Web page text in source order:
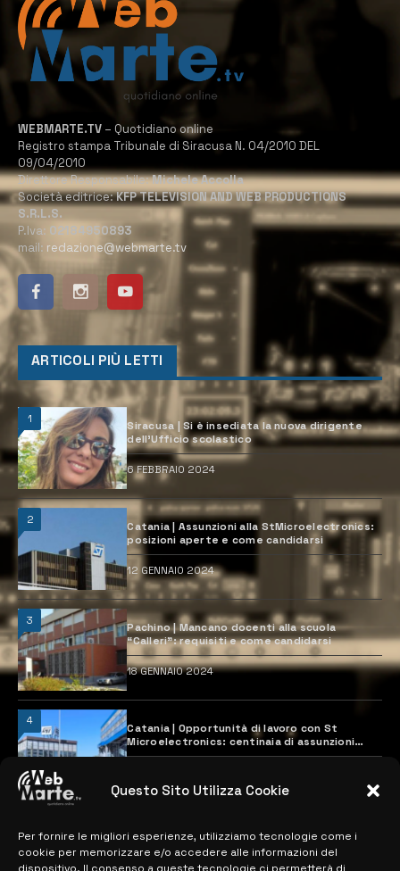
Questo Sito Utilizza Cookie
Per fornire le migliori esperienze, utilizziamo tecnologie come i
cookie per memorizzare e/o accedere alle informazioni del
WEBMARTE.TV – Quotidiano online
Registro stampa Tribunale di Siracusa N. 04/2010 DEL
09/04/2010
Direttore Responsabile:Michele Accolla
Società editrice:KFP TELEVISION AND WEB PRODUCTIONS
S.R.L.S.
P.Iva: 02184950893
mail: redazione@webmarte.tv
ARTICOLI PIÙ LETTI
1
Siracusa | Si è insediata la nuova dirigente
dell’Ufficio scolastico
6 FEBBRAIO 2024
2
Catania | Assunzioni alla StMicroelectronics:
posizioni aperte e come candidarsi
12 GENNAIO 2024
3
Pachino | Mancano docenti alla scuola
“Calleri”: requisiti e come candidarsi
18 GENNAIO 2024
4
Catania | Opportunità di lavoro con St
Microelectronics: centinaia di assunzioni
previste
MAPPA DEL SITO